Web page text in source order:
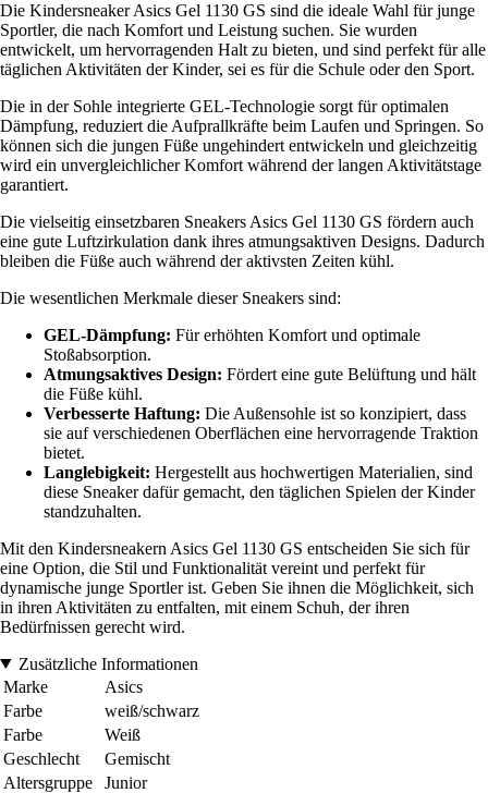
Die Kindersneaker Asics Gel 1130 GS sind die ideale Wahl für junge
Sportler, die nach Komfort und Leistung suchen. Sie wurden
entwickelt, um hervorragenden Halt zu bieten, und sind perfekt für alle
täglichen Aktivitäten der Kinder, sei es für die Schule oder den Sport.
Die in der Sohle integrierte GEL-Technologie sorgt für optimalen
Dämpfung, reduziert die Aufprallkräfte beim Laufen und Springen. So
können sich die jungen Füße ungehindert entwickeln und gleichzeitig
wird ein unvergleichlicher Komfort während der langen Aktivitätstage
garantiert.
Die vielseitig einsetzbaren Sneakers Asics Gel 1130 GS fördern auch
eine gute Luftzirkulation dank ihres atmungsaktiven Designs. Dadurch
bleiben die Füße auch während der aktivsten Zeiten kühl.
Die wesentlichen Merkmale dieser Sneakers sind:
GEL-Dämpfung: Für erhöhten Komfort und optimale
Stoßabsorption.
Atmungsaktives Design: Fördert eine gute Belüftung und hält
die Füße kühl.
Verbesserte Haftung: Die Außensohle ist so konzipiert, dass
sie auf verschiedenen Oberflächen eine hervorragende Traktion
bietet.
Langlebigkeit: Hergestellt aus hochwertigen Materialien, sind
diese Sneaker dafür gemacht, den täglichen Spielen der Kinder
standzuhalten.
Mit den Kindersneakern Asics Gel 1130 GS entscheiden Sie sich für
eine Option, die Stil und Funktionalität vereint und perfekt für
dynamische junge Sportler ist. Geben Sie ihnen die Möglichkeit, sich
in ihren Aktivitäten zu entfalten, mit einem Schuh, der ihren
Bedürfnissen gerecht wird.
Zusätzliche Informationen
Marke
Asics
Farbe
weiß/schwarz
Farbe
Weiß
Geschlecht
Gemischt
Altersgruppe
Junior